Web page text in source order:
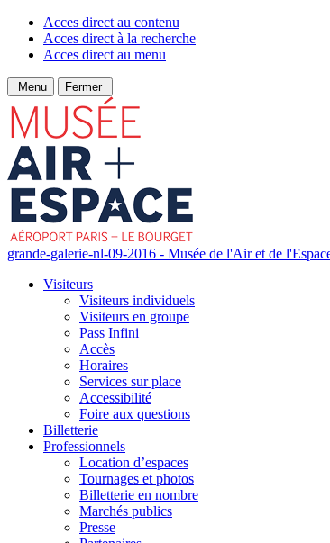
Acces direct au contenu
Acces direct à la recherche
Acces direct au menu
Menu Fermer
grande-galerie-nl-09-2016 - Musée de l'Air et de
Visiteurs
Visiteurs individuels
Visiteurs en groupe
Pass Infini
Accès
Horaires
Services sur place
Accessibilité
Foire aux questions
Billetterie
Professionnels
Location d’espaces
Tournages et photos
Billetterie en nombre
Marchés publics
Presse